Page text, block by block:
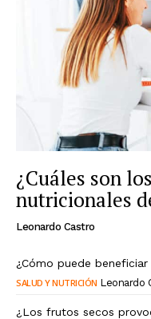
¿Cuáles son
nutricionales
Leonardo Castro
¿Cómo puede
SALUD Y NUTRICIÓN Leonardo
¿Los frutos secos